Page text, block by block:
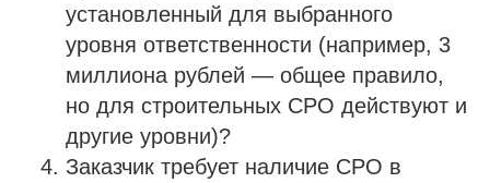
установленный для выбранного
уровня ответственности (например, 3
миллиона рублей — общее правило,
но для строительных СРО действуют и
другие уровни)?
Заказчик требует наличие СРО в